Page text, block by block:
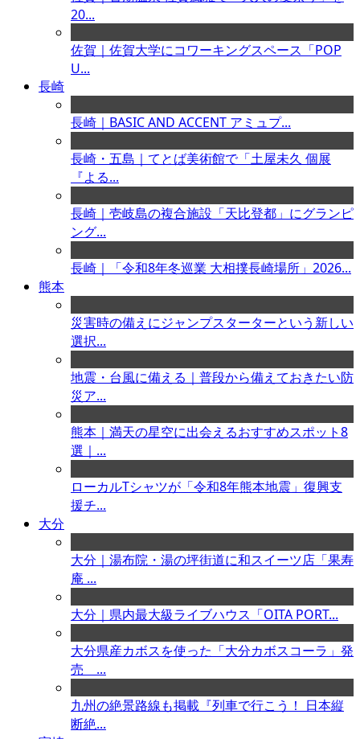
20...
佐賀｜佐賀大学にコワーキングスペース「POP
U...
長崎
長崎｜BASIC AND ACCENT アミュプ...
長崎・五島｜てとば美術館で「土屋未久 個展
『よる...
長崎｜壱岐島の複合施設「天比登都」にグランピ
ング...
長崎｜「令和8年冬巡業 大相撲長崎場所」2026...
熊本
災害時の備えにジャンプスターターという新しい
選択...
地震・台風に備える｜普段から備えておきたい防
災ア...
熊本｜満天の星空に出会えるおすすめスポット8
選｜...
ローカルTシャツが「令和8年熊本地震」復興支
援チ...
大分
大分｜湯布院・湯の坪街道に和スイーツ店「果寿
庵 ...
大分｜県内最大級ライブハウス「OITA PORT...
大分県産カボスを使った「大分カボスコーラ」発
売 ...
九州の絶景路線も掲載『列車で行こう！ 日本縦
断絶...